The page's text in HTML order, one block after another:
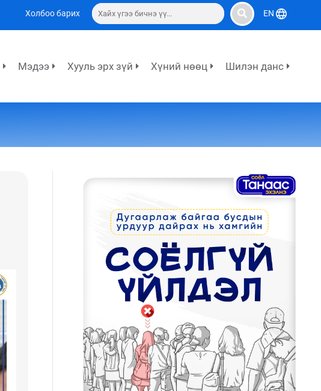
Холбоо барих EN
Мэдээ Хууль эрх зүй Хүний нөөц Шилэн данс